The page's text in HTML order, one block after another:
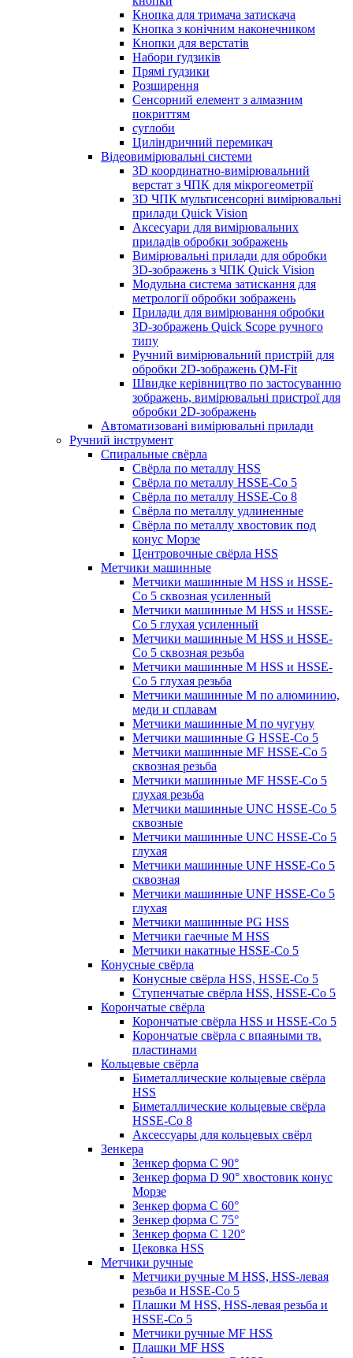
Кнопка для тримача затискача
Кнопка з конічним наконечником
Кнопки для верстатів
Набори ґудзиків
Прямі ґудзики
Розширення
Сенсорний елемент з алмазним
покриттям
суглоби
Циліндричний перемикач
Відеовимірювальні системи
3D координатно-вимірювальний
верстат з ЧПК для мікрогеометрії
3D ЧПК мультисенсорні вимірювальні
прилади Quick Vision
Аксесуари для вимірювальних
приладів обробки зображень
Вимірювальні прилади для обробки
3D-зображень з ЧПК Quick Vision
Модульна система затискання для
метрології обробки зображень
Прилади для вимірювання обробки
3D-зображень Quick Scope ручного
типу
Ручний вимірювальний пристрій для
обробки 2D-зображень QM-Fit
Швидке керівництво по застосуванню
зображень, вимірювальні пристрої для
обробки 2D-зображень
Автоматизовані вимірювальні прилади
Ручний інструмент
Спиральные свёрла
Свёрла по металлу HSS
Свёрла по металлу HSSE-Co 5
Свёрла по металлу HSSE-Co 8
Свёрла по металлу удлиненные
Свёрла по металлу хвостовик под
конус Морзе
Центровочные свёрла HSS
Метчики машинные
Метчики машинные M HSS и HSSE-
Co 5 сквозная усиленный
Метчики машинные M HSS и HSSE-
Co 5 глухая усиленный
Метчики машинные M HSS и HSSE-
Co 5 сквозная резьба
Метчики машинные M HSS и HSSE-
Co 5 глухая резьба
Метчики машинные M по алюминию,
меди и сплавам
Метчики машинные M по чугуну
Метчики машинные G HSSE-Co 5
Метчики машинные MF HSSE-Co 5
сквозная резьба
Метчики машинные MF HSSE-Co 5
глухая резьба
Метчики машинные UNC HSSE-Co 5
сквозные
Метчики машинные UNC HSSE-Co 5
глухая
Метчики машинные UNF HSSE-Co 5
сквозная
Метчики машинные UNF HSSE-Co 5
глухая
Метчики машинные PG HSS
Метчики гаечные M HSS
Метчики накатные HSSE-Co 5
Конусные свёрла
Конусные свёрла HSS, HSSE-Co 5
Ступенчатые свёрла HSS, HSSE-Co 5
Корончатые свёрла
Корончатые свёрла HSS и HSSE-Co 5
Корончатые свёрла с впаяными тв.
пластинами
Кольцевые свёрла
Биметаллические кольцевые свёрла
HSS
Биметаллические кольцевые свёрла
HSSE-Co 8
Аксессуары для кольцевых свёрл
Зенкера
Зенкер форма С 90°
Зенкер форма D 90° хвостовик конус
Морзе
Зенкер форма С 60°
Зенкер форма С 75°
Зенкер форма С 120°
Цековка HSS
Метчики ручные
Метчики ручные M HSS, HSS-левая
резьба и HSSE-Co 5
Плашки M HSS, HSS-левая резьба и
HSSE-Co 5
Метчики ручные MF HSS
Плашки MF HSS